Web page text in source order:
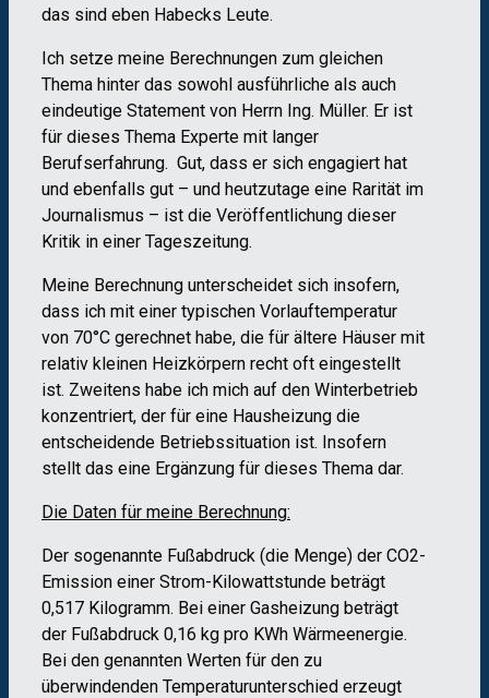
das sind eben Habecks Leute.
Ich setze meine Berechnungen zum gleichen
Thema hinter das sowohl ausführliche als auch
eindeutige Statement von Herrn Ing. Müller. Er ist
für dieses Thema Experte mit langer
Berufserfahrung. Gut, dass er sich engagiert hat
und ebenfalls gut – und heutzutage eine Rarität im
Journalismus – ist die Veröffentlichung dieser
Kritik in einer Tageszeitung.
Meine Berechnung unterscheidet sich insofern,
dass ich mit einer typischen Vorlauftemperatur
von 70°C gerechnet habe, die für ältere Häuser mit
relativ kleinen Heizkörpern recht oft eingestellt
ist. Zweitens habe ich mich auf den Winterbetrieb
konzentriert, der für eine Hausheizung die
entscheidende Betriebssituation ist. Insofern
stellt das eine Ergänzung für dieses Thema dar.
Die Daten für meine Berechnung:
Der sogenannte Fußabdruck (die Menge) der CO2-
Emission einer Strom-Kilowattstunde beträgt
0,517 Kilogramm. Bei einer Gasheizung beträgt
der Fußabdruck 0,16 kg pro KWh Wärmeenergie.
Bei den genannten Werten für den zu
überwindenden Temperaturunterschied erzeugt